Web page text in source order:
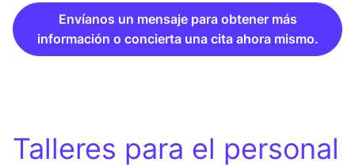
Envíanos un mensaje para obtener más
información o concierta una cita ahora mismo.
Talleres para el personal